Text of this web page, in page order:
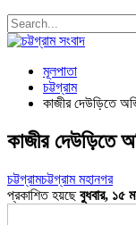
মূলপাতা
চট্টগ্রাম
কাজীর দেউড়িতে
কাজীর দেউড়িতে
চট্টগ্রামচট্টগ্রাম মহানগর
প্রকাশিত হয়ছেবুধবার, ১৫